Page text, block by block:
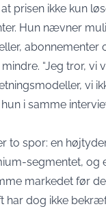
prisen ikke kun
Hun nævner
abonnementer
“Jeg tror, vi
vi
i samme
to spor: en
segmentet, og
markedet før
har dog ikke